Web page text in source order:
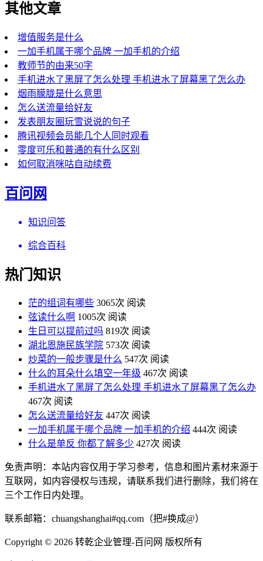
其他文章
增值服务是什么
一加手机属于哪个品牌 一加手机的介绍
教师节的由来50字
手机进水了黑屏了怎么处理 手机进水了屏幕黑了怎么办
烟雨朦胧是什么意思
怎么送流量给好友
发表朋友圈玩雪说说的句子
腾讯视频会员能几个人同时观看
零度可乐和普通的有什么区别
如何取消咪咕自动续费
百问网
知识问答
综合百科
热门知识
茫的组词有哪些 3065次 阅读
弦读什么啊 1005次 阅读
生日可以提前过吗 819次 阅读
湖北恩施民族学院 573次 阅读
炒菜的一般步骤是什么 547次 阅读
什么的耳朵什么填空一年级 467次 阅读
手机进水了黑屏了怎么处理 手机进水了屏幕黑了怎么办
467次 阅读
怎么送流量给好友 447次 阅读
一加手机属于哪个品牌 一加手机的介绍 444次 阅读
什么是单反 你都了解多少 427次 阅读
免责声明：本站内容仅用于学习参考，信息和图片素材来源于
互联网，如内容侵权与违规，请联系我们进行删除，我们将在
三个工作日内处理。
联系邮箱：chuangshanghai#qq.com（把#换成@）
Copyright © 2026 转乾企业管理-百问网 版权所有